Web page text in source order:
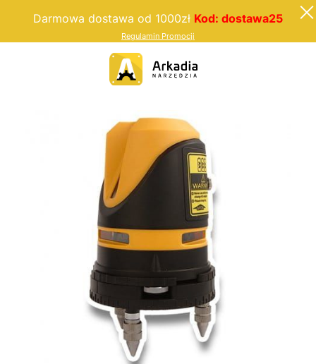
Darmowa dostawa od 1000zł Kod: dostawa25
Regulamin Promocji